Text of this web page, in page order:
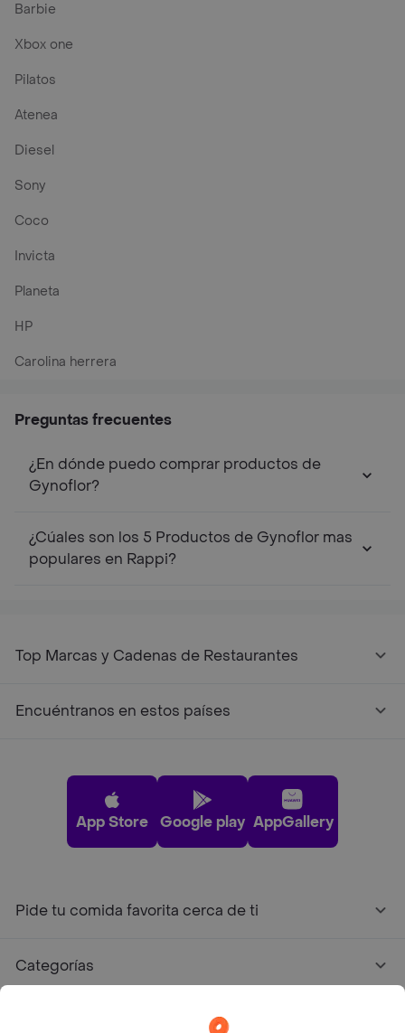
Barbie
Xbox one
Pilatos
Atenea
Diesel
Sony
Coco
Invicta
Planeta
HP
Carolina herrera
Preguntas frecuentes
¿En dónde puedo comprar productos de
Gynoflor?
¿Cúales son los 5 Productos de Gynoflor mas
populares en Rappi?
Top Marcas y Cadenas de Restaurantes
Encuéntranos en estos países
App Store Google play AppGallery
Pide tu comida favorita cerca de ti
Categorías